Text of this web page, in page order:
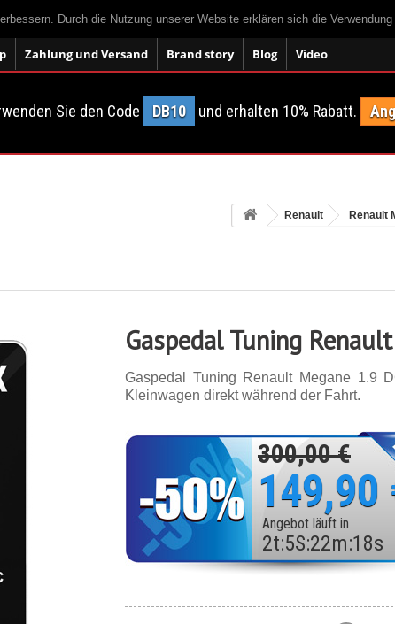
Durch die Nutzung unserer Website erklären sich die
Zahlung und Versand Brand story Blog Video
Sie den Code DB10 und erhalten 10% Rabatt.
Renault Renault
Gaspedal Tuning
Gaspedal Tuning Renault Megane 1.9
Kleinwagen direkt während der Fahrt.
300,00 €
149,90
Angebot läuft in
2t:5S:22m:16s